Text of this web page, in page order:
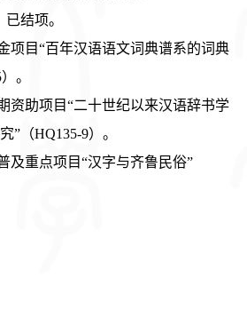
已结项。
项目“百年汉语语文词典谱系的词典
。
资助项目“二十世纪以来汉语辞书学
”（HQ135-9）。
及重点项目“汉字与齐鲁民俗”